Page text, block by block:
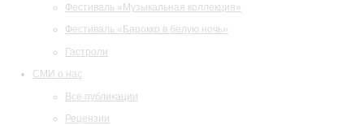
Фестиваль «Музыкальная коллекция»
Фестиваль «Барокко в белую ночь»
Гастроли
СМИ о нас
Все публикации
Рецензии